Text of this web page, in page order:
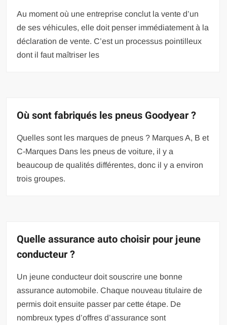
Au moment où une entreprise conclut la vente d’un
de ses véhicules, elle doit penser immédiatement à la
déclaration de vente. C’est un processus pointilleux
dont il faut maîtriser les
Où sont fabriqués les pneus Goodyear ?
Quelles sont les marques de pneus ? Marques A, B et
C-Marques Dans les pneus de voiture, il y a
beaucoup de qualités différentes, donc il y a environ
trois groupes.
Quelle assurance auto choisir pour jeune
conducteur ?
Un jeune conducteur doit souscrire une bonne
assurance automobile. Chaque nouveau titulaire de
permis doit ensuite passer par cette étape. De
nombreux types d’offres d’assurance sont